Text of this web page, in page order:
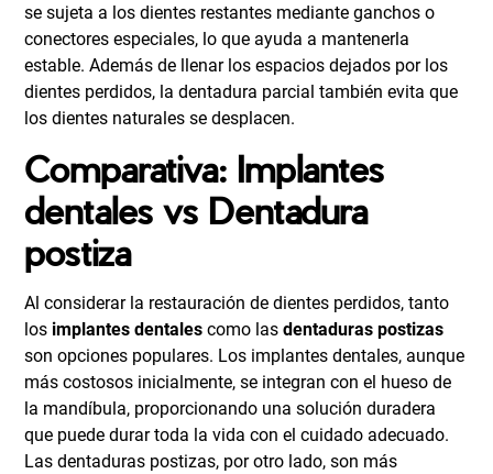
se sujeta a los dientes restantes mediante ganchos o
conectores especiales, lo que ayuda a mantenerla
estable. Además de llenar los espacios dejados por los
dientes perdidos, la dentadura parcial también evita que
los dientes naturales se desplacen.
Comparativa: Implantes
dentales vs Dentadura
postiza
Al considerar la restauración de dientes perdidos, tanto
los implantes dentales como lasdentaduras postizas
son opciones populares. Los implantes dentales, aunque
más costosos inicialmente, se integran con el hueso de
la mandíbula, proporcionando una solución duradera
que puede durar toda la vida con el cuidado adecuado.
Las dentaduras postizas, por otro lado, son más